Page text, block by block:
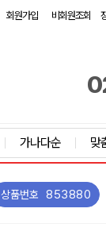
회원가입 비회원조회
가나다순 맞
상품번호 853880